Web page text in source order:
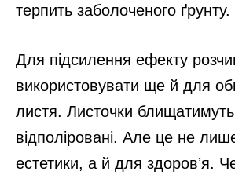
терпить заболоченого ґрунту.
Для підсилення ефекту
використовувати ще й для
листя. Листочки
відполіровані. Але це не
естетики, а й для здоровʼя.